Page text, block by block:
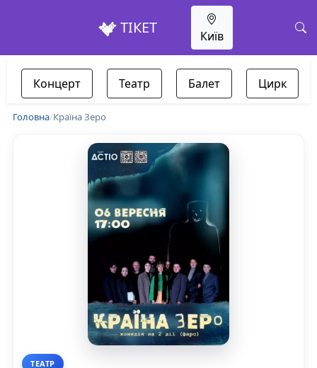
ТІКЕТ Київ
Концерт Театр Балет Цирк
Головна/Країна Зеро
ТЕАТР